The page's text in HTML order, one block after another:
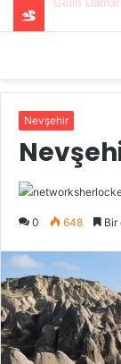
Nevşehir
0 648 Bir